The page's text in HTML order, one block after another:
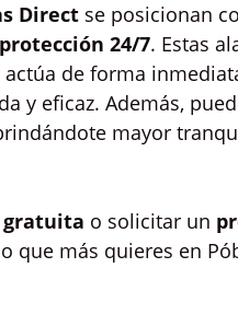
Direct se posicionan
protección 24/7. Estas
actúa de forma
y eficaz. Además,
mayor
gratuita o solicitar un
que más quieres en